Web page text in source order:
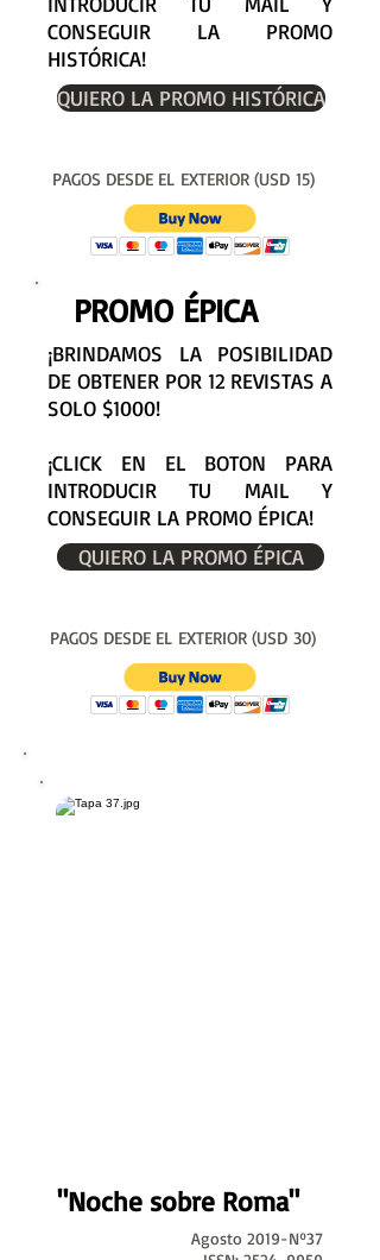
CONSEGUIR LA PROMO
HISTÓRICA!
QUIERO LA PROMO HISTÓRICA
PAGOS DESDE EL EXTERIOR (USD 15)
PROMO ÉPICA
¡BRINDAMOS LA POSIBILIDAD
DE OBTENER POR 12 REVISTAS A
SOLO $1000!
¡CLICK EN EL BOTON PARA
INTRODUCIR TU MAIL Y
CONSEGUIR LA PROMO ÉPICA!
QUIERO LA PROMO ÉPICA
PAGOS DESDE EL EXTERIOR (USD 30)
"Noche sobre Roma"
Agosto 2019-Nº37